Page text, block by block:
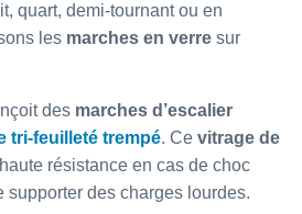
quart, demi-tournant ou en
les marches en verre sur
des marches d’escalier
tri-feuilleté trempé. Ce vitrage de
résistance en cas de choc
supporter des charges lourdes.